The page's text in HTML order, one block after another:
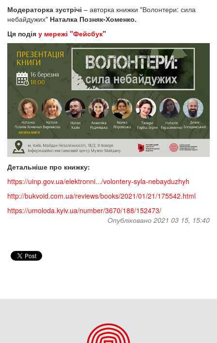
Модераторка зустрічі – авторка книжки "Волонтери: сила
небайдужих" Наталка Позняк-Хоменко.
Ця подія у мережі "Фейсбук"
Детальніше про книжку:
https://uinp.gov.ua/elektronni.../volontery-syla-nebayduzhyh
http://bukvoid.com.ua/reviews/books/2021/01/21/175542.html
https://umoloda.kyiv.ua/number/3670/188/152473/
Опубліковано 2021 03 15, 15:40